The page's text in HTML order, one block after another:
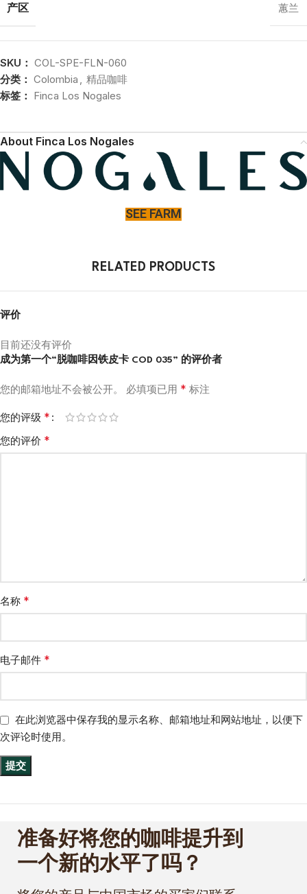
产区 蕙兰
SKU： COL-SPE-FLN-060
分类： Colombia , 精品咖啡
标签： Finca Los Nogales
About Finca Los Nogales
SEE FARM
RELATED PRODUCTS
评价
目前还没有评价
成为第一个“脱咖啡因铁皮卡 COD 035” 的评价者
您的邮箱地址不会被公开。 必填项已用 * 标注
您的评级 *
您的评价 *
名称 *
电子邮件 *
在此浏览器中保存我的显示名称、邮箱地址和网站地址，以便下
次评论时使用。
准备好将您的咖啡提升到
一个新的水平了吗？